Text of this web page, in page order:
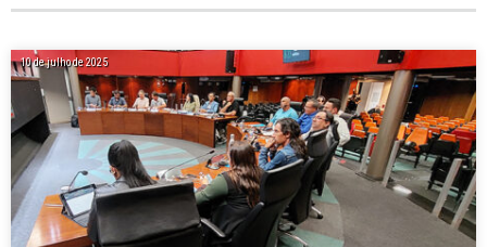
10 de julho de 2025